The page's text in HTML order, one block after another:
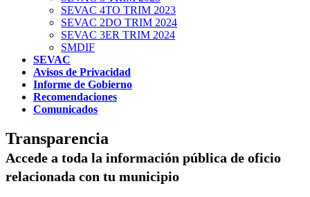
SEVAC 4TO TRIM 2023
SEVAC 2DO TRIM 2024
SEVAC 3ER TRIM 2024
SMDIF
SEVAC
Avisos de Privacidad
Informe de Gobierno
Recomendaciones
Comunicados
Transparencia
Accede a toda la información pública de oficio
relacionada con tu municipio